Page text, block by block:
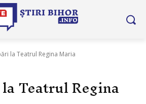
la Teatrul Regina Maria
Teatrul Regina